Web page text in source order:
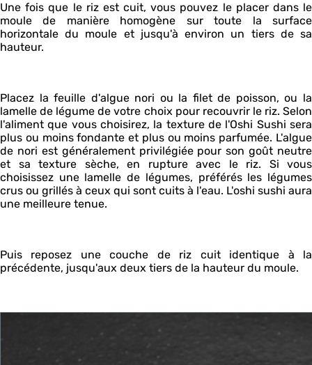
Une fois que le riz est cuit, vous pouvez le placer dans le
moule de manière homogène sur toute la surface
horizontale du moule et jusqu'à environ un tiers de sa
hauteur.
Placez la feuille d'algue nori ou la filet de poisson, ou la
lamelle de légume de votre choix pour recouvrir le riz. Selon
l'aliment que vous choisirez, la texture de l'Oshi Sushi sera
plus ou moins fondante et plus ou moins parfumée. L'algue
de nori est généralement privilégiée pour son goût neutre
et sa texture sèche, en rupture avec le riz. Si vous
choisissez une lamelle de légumes, préférés les légumes
crus ou grillés à ceux qui sont cuits à l'eau. L'oshi sushi aura
une meilleure tenue.
Puis reposez une couche de riz cuit identique à la
précédente, jusqu'aux deux tiers de la hauteur du moule.